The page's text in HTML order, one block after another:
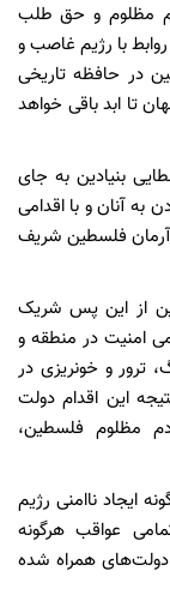
مظلوم و حق طلب
با رژیم غاصب و
در حافظه تاریخی
تا ابد باقی خواهد
بنیادین به جای
آنان و با اقدامی
آرمان فلسطین شریف
از این پس شریک
امنیت در منطقه و
ترور و خونریزی در
این اقدام دولت
مظلوم فلسطین،
ایجاد ناامنی رژیم
عواقب هرگونه
دولت‌های همراه شده